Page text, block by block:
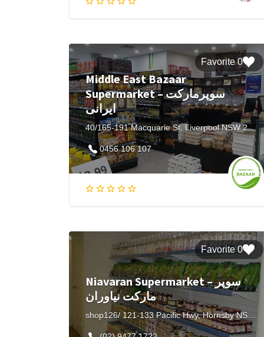
0 Favorite
Middle East Bazaar
Supermarket – سوپرمارکت
ایرانی
40/165-191 Macquarie St, Liverpool NSW 2170, Australia
0456 106 107
0 Favorite
Niavaran Supermarket – سوپر
مارکت نیاوران